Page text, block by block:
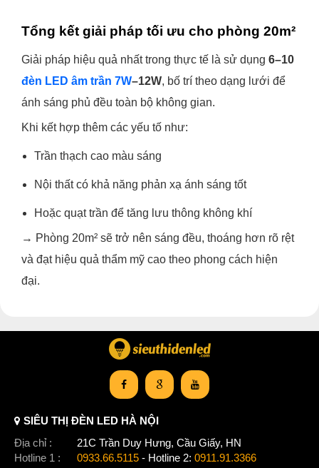
Tổng kết giải pháp tối ưu cho phòng 20m²
Giải pháp hiệu quả nhất trong thực tế là sử dụng 6–10
đèn LED âm trần 7W–12W, bố trí theo dạng lưới để
ánh sáng phủ đều toàn bộ không gian.
Khi kết hợp thêm các yếu tố như:
Trần thạch cao màu sáng
Nội thất có khả năng phản xạ ánh sáng tốt
Hoặc quạt trần để tăng lưu thông không khí
→ Phòng 20m² sẽ trở nên sáng đều, thoáng hơn rõ rệt
và đạt hiệu quả thẩm mỹ cao theo phong cách hiện
đại.
SIÊU THỊ ĐÈN LED HÀ NỘI
Địa chỉ :
21C Trần Duy Hưng, Cầu Giấy, HN
Hotline 1 :
0933.66.5115 - Hotline 2: 0911.91.3366